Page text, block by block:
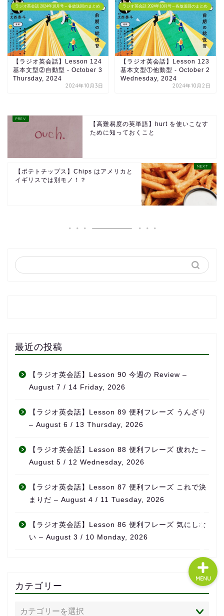
ラジオ英会話 2024年10月号～各放送回のまとめ
【ラジオ英会話】Lesson 124
基本文型②自動型 - October 3
Thursday, 2024
2024年10月3日
ラジオ英会話 2024年10月号～各放送回のまとめ
【ラジオ英会話】Lesson 123
基本文型①他動型 - October 2
Wednesday, 2024
2024年10月2日
【高難易度の英単語】hurt を使いこなす
ために知っておくこと
【ポテトチップス】Chips はアメリカと
イギリスでは別モノ！？
最近の投稿
【ラジオ英会話】Lesson 90 今週の Review –
August 7 / 14 Friday, 2026
【ラジオ英会話】Lesson 89 便利フレーズ うんざり
– August 6 / 13 Thursday, 2026
【ラジオ英会話】Lesson 88 便利フレーズ 疲れた –
August 5 / 12 Wednesday, 2026
【ラジオ英会話】Lesson 87 便利フレーズ これで決
まりだ – August 4 / 11 Tuesday, 2026
【ラジオ英会話】Lesson 86 便利フレーズ 気にしな
い – August 3 / 10 Monday, 2026
カテゴリー
MENU
コース・料金
よくある質問